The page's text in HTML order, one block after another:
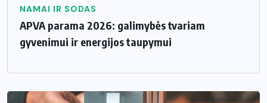
NAMAI IR SODAS
APVA parama 2026: galimybės tvariam
gyvenimui ir energijos taupymui